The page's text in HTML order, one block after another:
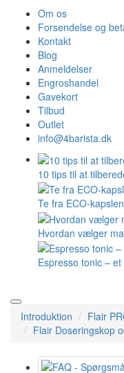
Om os
Forsendelse og
Kontakt
Blog
Anmeldelser
Engroshandel
Gavekort
Tilbud
Outlet
info@4barista.dk
10 tips til at
Te fra ECO-
Hvordan vælger
Espresso tonic –
Introduktion
Flair
Flair Doseringskop